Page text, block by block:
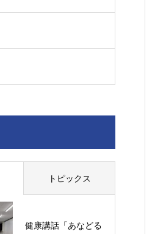
トピックス
健康講話「あなどる